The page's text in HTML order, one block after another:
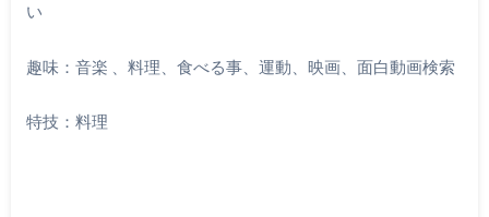
い
趣味：音楽 、料理、食べる事、運動、映画、面白動画検索
特技：料理